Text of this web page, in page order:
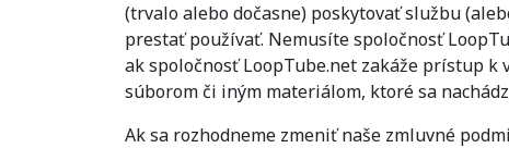
(trvalo alebo dočasne) poskytovať službu
prestať používať. Nemusíte spoločnosť
ak spoločnosť LoopTube.net zakáže prístup k
súborom či iným materiálom, ktoré sa
Ak sa rozhodneme zmeniť naše zmluvné